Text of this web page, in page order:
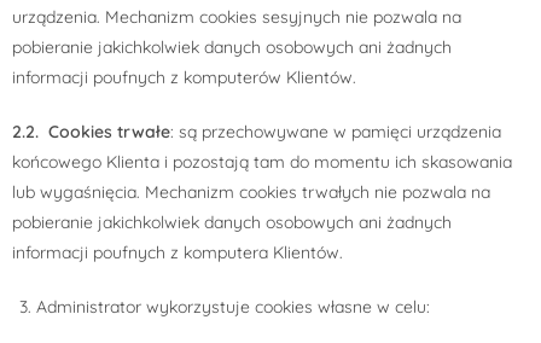
urządzenia. Mechanizm cookies sesyjnych nie pozwala na
pobieranie jakichkolwiek danych osobowych ani żadnych
informacji poufnych z komputerów Klientów.
2.2. Cookies trwałe: są przechowywane w pamięci urządzenia
końcowego Klienta i pozostają tam do momentu ich skasowania
lub wygaśnięcia. Mechanizm cookies trwałych nie pozwala na
pobieranie jakichkolwiek danych osobowych ani żadnych
informacji poufnych z komputera Klientów.
Administrator wykorzystuje cookies własne w celu: